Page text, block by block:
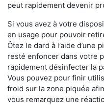
peut rapidement devenir
Si vous avez à votre
en usage pour pouvoir
Ôtez le dard à l’aide
resté enfoncer dans votre
rapidement désinfecter la
Vous pouvez pour finir
froid sur la zone piquée
vous remarquez une